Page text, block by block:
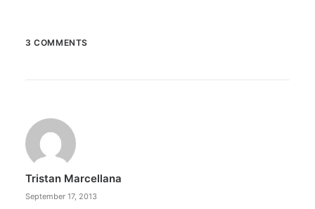
It is said to be the world's largest permanently
illuminated peace symbol.
3 COMMENTS
Tristan Marcellana
September 17, 2013